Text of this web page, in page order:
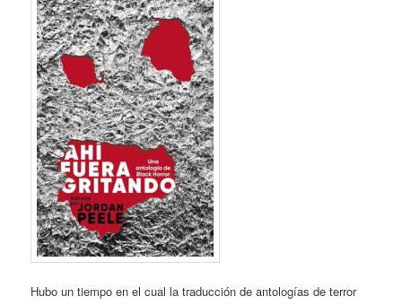
Hubo un tiempo en el cual la traducción de antologías de terror